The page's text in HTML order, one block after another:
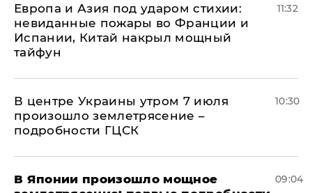
Европа и Азия под ударом стихии:
невиданные пожары во Франции и
Испании, Китай накрыл мощный
тайфун
11:32
В центре Украины утром 7 июля
произошло землетрясение –
подробности ГЦСК
10:30
В Японии произошло мощное
09:04